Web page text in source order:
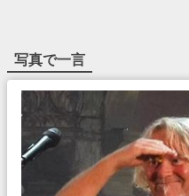
写真で一言